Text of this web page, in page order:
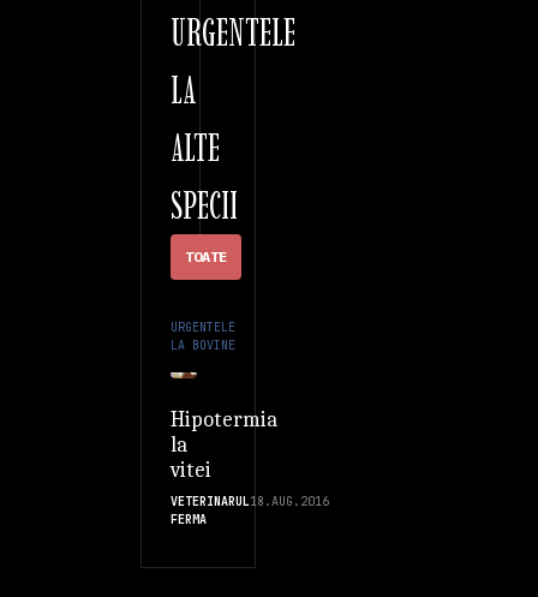
URGENTELE
LA
ALTE
SPECII
TOATE
URGENTELE
LA BOVINE
Hipotermia
la
vitei
VETERINARUL
FERMA
18.AUG.2016